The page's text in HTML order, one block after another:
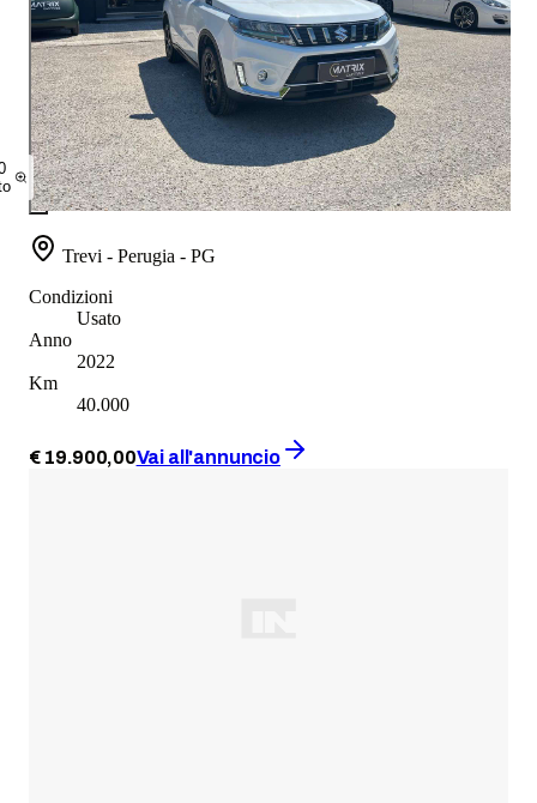
Trevi - Perugia - PG
Condizioni
Usato
Anno
2022
Km
40.000
€ 19.900,00Vai all'annuncio